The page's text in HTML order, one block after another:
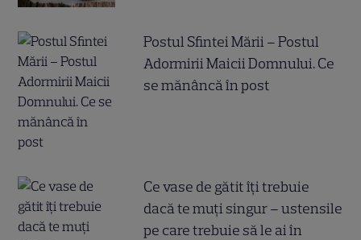
Postul Sfintei Mării – Postul
Adormirii Maicii Domnului. Ce
se mănâncă în post
Ce vase de gătit îți trebuie
dacă te muți singur – ustensile
pe care trebuie să le ai în